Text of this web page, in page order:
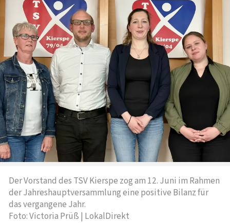
Der Vorstand des TSV Kierspe zog am 12. Juni im Rahmen
der Jahreshauptversammlung eine positive Bilanz für
das vergangene Jahr.
Foto: Victoria Prüß | LokalDirekt